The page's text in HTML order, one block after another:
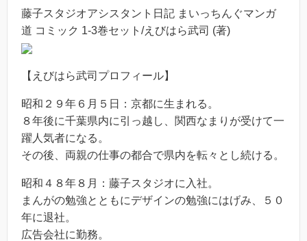
藤子スタジオアシスタント日記 まいっちんぐマンガ
道 コミック 1-3巻セット/えびはら武司 (著)
【えびはら武司プロフィール】
昭和２９年６月５日：京都に生まれる。
８年後に千葉県内に引っ越し、関西なまりが受けて一
躍人気者になる。
その後、両親の仕事の都合で県内を転々とし続ける。
昭和４８年８月：藤子スタジオに入社。
まんがの勉強とともにデザインの勉強にはげみ、５０
年に退社。
広告会社に勤務。